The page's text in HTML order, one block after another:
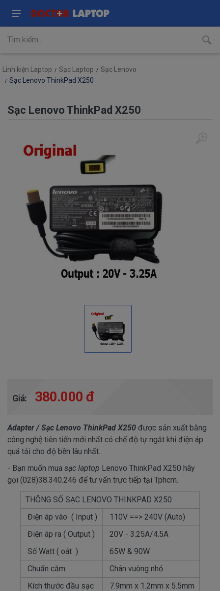
Linh kiện Laptop Sạc Laptop
Sạc Lenovo
Sạc Lenovo ThinkPad X250
Sạc Lenovo ThinkPad X250
Giá: 380.000 đ
Adapter / Sạc Lenovo ThinkPad X250 được sản xuất bằng
công nghệ tiên tiến mới nhất có chế độ tự ngắt khi điện áp
quá tải cho độ bền lâu nhất.
- Bạn muốn mua sạc laptop Lenovo ThinkPad X250 hãy
gọi (028)38.340.246 để tư vấn trực tiếp tại Tphcm.
THÔNG SỐ SẠC LENOVO THINKPAD X250
Điện áp vào ( Input )
110V ==> 240V (Auto)
Điện áp ra ( Output )
20V - 3.25A/4.5A
Số Watt ( oát )
65W & 90W
Chuẩn cắm
Chân vuông nhỏ
Kích thước đầu sạc
7.9mm x 1.2mm x 5.5mm